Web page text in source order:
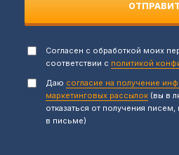
Согласен с обработкой моих
соответствии с политикой
Даю согласие на получение
маркетинговых рассылок (вы в
отказаться от получения
в письме)